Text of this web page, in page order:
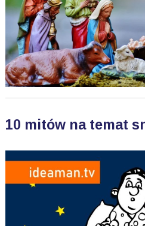
10 mitów na temat